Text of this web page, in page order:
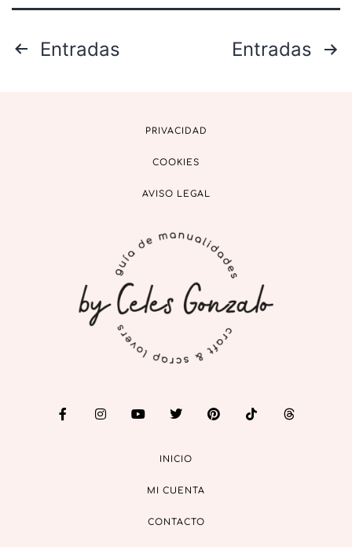
Entradas Entradas
PRIVACIDAD
COOKIES
AVISO LEGAL
INICIO
MI CUENTA
CONTACTO